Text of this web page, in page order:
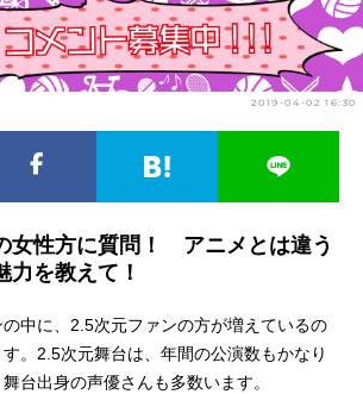
夏アニメ
冬アニメ
2019-04-02 16:30
女性方に質問！ アニメとは違う
力を教えて！
中に、2.5次元ファンの方が増えているの
。2.5次元舞台は、年間の公演数もかなり
台出身の声優さんも多数います。